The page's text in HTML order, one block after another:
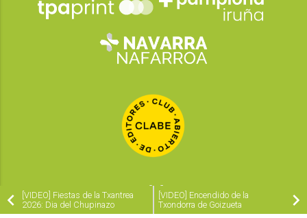
[VIDEO] Fiestas de la Txantrea
2026: Dia del Chupinazo
[VIDEO] Encendido de la
Txondorra de Goizueta